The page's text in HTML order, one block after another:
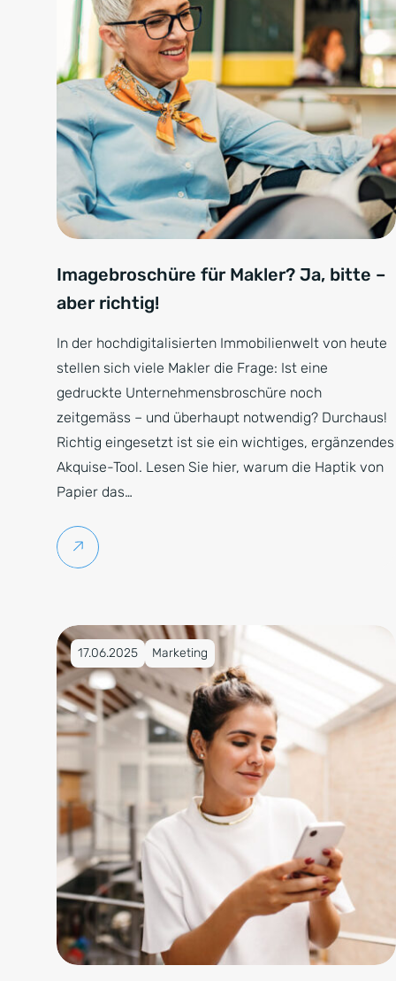
Imagebroschüre für Makler? Ja, bitte –
aber richtig!
In der hochdigitalisierten Immobilienwelt von heute
stellen sich viele Makler die Frage: Ist eine
gedruckte Unternehmensbroschüre noch
zeitgemäss – und überhaupt notwendig? Durchaus!
Richtig eingesetzt ist sie ein wichtiges, ergänzendes
Akquise-Tool. Lesen Sie hier, warum die Haptik von
Papier das…
Weiterlesen
Veröffentlicht am 17.06.2025
17.06.2025 Marketing